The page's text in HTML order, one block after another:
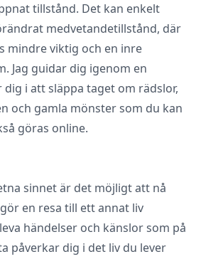
tillstånd. Det kan enkelt
medvetandetillstånd, där
mindre viktig och en inre
Jag guidar dig igenom en
i att släppa taget om rädslor,
och gamla mönster som du kan
göras online.
sinnet är det möjligt att nå
en resa till ett annat liv
händelser och känslor som på
påverkar dig i det liv du lever